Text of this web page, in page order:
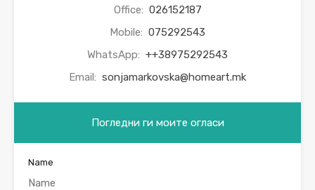
Office: 026152187
Mobile: 075292543
WhatsApp: ++38975292543
Email: sonjamarkovska@homeart.mk
Погледни ги моите огласи
Name